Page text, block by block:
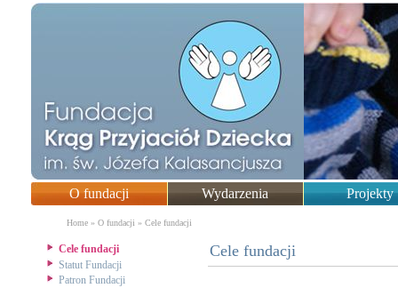
O fundacji Wydarzenia Projekty
You are here
Home» O fundacji » Cele fundacji
Cele fundacji
Statut Fundacji
Patron Fundacji
Cele fundacji